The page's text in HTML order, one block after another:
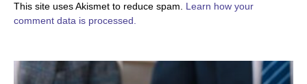
This site uses Akismet to reduce spam. Learn how your
comment data is processed.